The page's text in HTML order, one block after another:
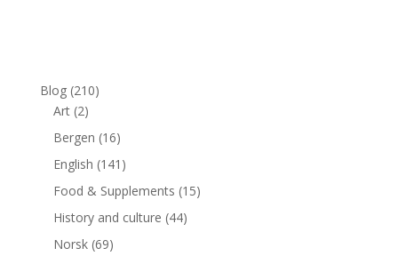
Blog(210)
Art(2)
Bergen (16)
English (141)
Food & Supplements (15)
History and culture (44)
Norsk(69)